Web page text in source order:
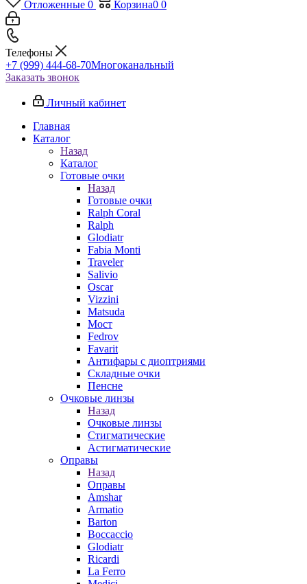
Отложенные 0 Корзина0 0
Телефоны
+7 (999) 444-68-70Многоканальный
Заказать звонок
Личный кабинет
Главная
Каталог
Назад
Каталог
Готовые очки
Назад
Готовые очки
Ralph Coral
Ralph
Glodiatr
Fabia Monti
Traveler
Salivio
Oscar
Vizzini
Matsuda
Мост
Fedrov
Favarit
Антифары с диоптриями
Складные очки
Пенсне
Очковые линзы
Назад
Очковые линзы
Стигматические
Астигматические
Оправы
Назад
Оправы
Amshar
Armatio
Barton
Boccaccio
Glodiatr
Ricardi
La Ferro